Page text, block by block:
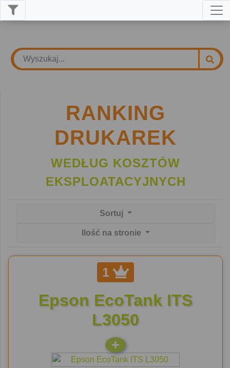
RANKING
DRUKAREK
WEDŁUG KOSZTÓW
EKSPLOATACYJNYCH
Sortuj
Ilość na stronie
1
Epson EcoTank ITS
L3050